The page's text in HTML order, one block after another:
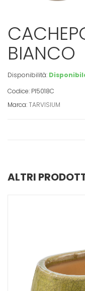
BIANCO
Disponibilità:
Codice: PI5018C
Marca:TARVISIUM
ALTRI